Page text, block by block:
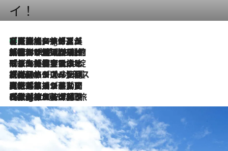
イ！
1 Hour Ago
【厳選旅コスメ】「多機能アイテムがメイン！」旅好き美容エディターが選んだ夏旅ベストコスメを発表【Mサイズジップ】
2026.8.6
「荷物が増えるほど旅ストレスは増す」美容ジャーナリストがたどり着いた最終結論。“化粧品を劇的に減らす”感動の凝縮美容とは
2026.8.6
「旅先には金髪ウィッグを持参」日本と同じメイクでは損してる!? 美容ジャーナリストが提案する“掟破りの旅美容”とは
2026.8.6
【厳選旅コスメ】「身軽さ＆UV対策重視！」ヘアアーティストshucoが選んだ夏旅ベストコスメを発表【Mサイズジップ】
2026.8.5
【厳選旅コスメ】国内をあちこち移動する河井菜摘が選んだ夏旅ベストコスメ発表！「リラックスアイテムはマスト」【Mサイズジップ】
2026.8.4
【厳選旅コスメ】「紫外線＆乾燥対策しながらメイク感も！」ヘア＆メイクGeorgeが選んだ夏旅ベストコスメを発表！【Mサイズジップ】